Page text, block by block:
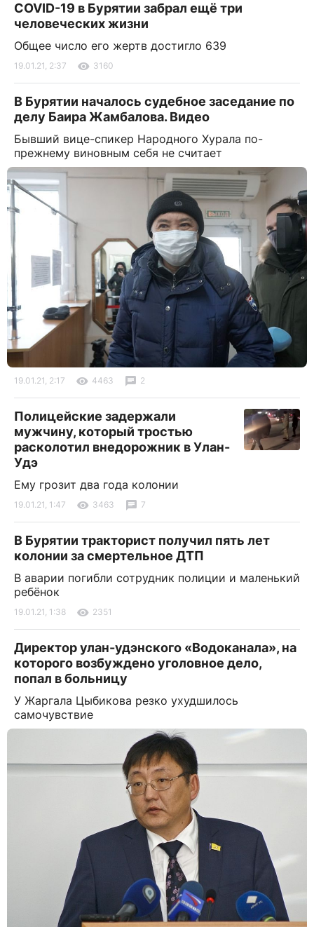
COVID-19 в Бурятии забрал ещё три
человеческих жизни
Общее число его жертв достигло 639
19.01.21, 2:37 3160
В Бурятии началось судебное заседание по
делу Баира Жамбалова. Видео
Бывший вице-спикер Народного Хурала по-
прежнему виновным себя не считает
19.01.21, 2:17 4463 2
Полицейские задержали
мужчину, который тростью
расколотил внедорожник в Улан-
Удэ
Ему грозит два года колонии
19.01.21, 1:47 3463 7
В Бурятии тракторист получил пять лет
колонии за смертельное ДТП
В аварии погибли сотрудник полиции и маленький
ребёнок
19.01.21, 1:38 2351
Директор улан-удэнского «Водоканала», на
которого возбуждено уголовное дело,
попал в больницу
У Жаргала Цыбикова резко ухудшилось
самочувствие